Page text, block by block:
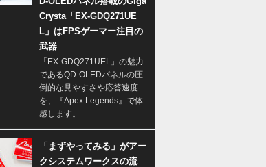
Crysta「EX-GDQ271UE
L」はFPSゲーマー注目の
武器
「EX-GDQ271UEL」の魅力
であるQD-OLEDパネルの圧
倒的な見やすさや応答速度
を、『Apex Legends』で体
感します。
「まずやってみる」がアー
クシステムワークスの流